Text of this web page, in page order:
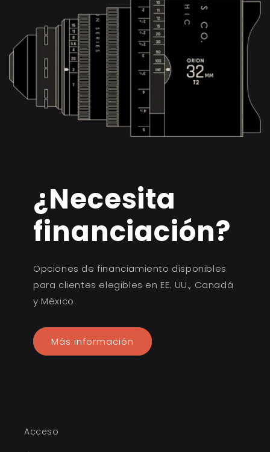
¿Necesita
financiación?
Opciones de financiamiento disponibles
para clientes elegibles en EE. UU., Canadá
y México.
Más información
Acceso